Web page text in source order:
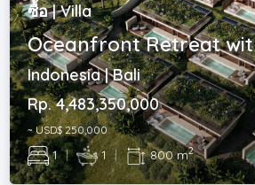
ซื้อ | Villa
Oceanfront Retreat
Indonesia | Bali
Rp. 4,483,350,000
~ USD$ 250,000
1 | 1 | 800 m2